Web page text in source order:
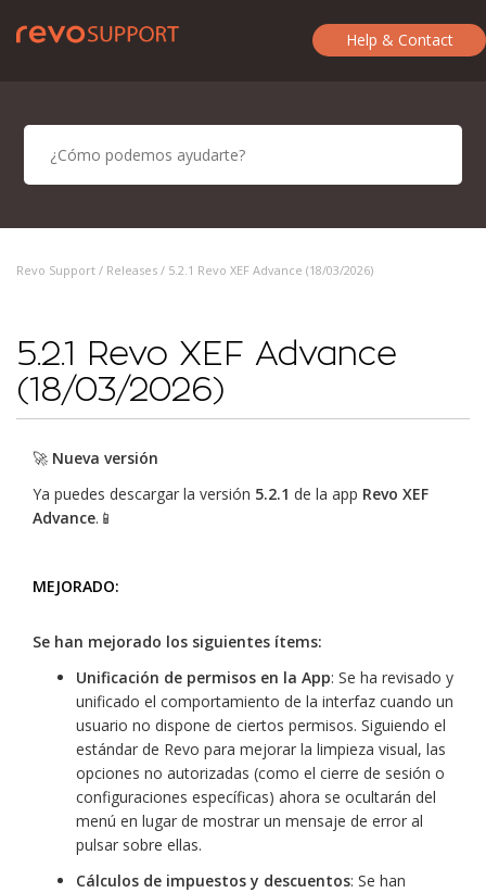
Help & Contact
Revo Support / Releases / 5.2.1 Revo XEF Advance (18/03/2026)
5.2.1 Revo XEF Advance
(18/03/2026)
🚀 Nueva versión
Ya puedes descargar la versión 5.2.1 de la app Revo XEF
Advance.📱
MEJORADO:
Se han mejorado los siguientes ítems:
Unificación de permisos en la App: Se ha revisado y
unificado el comportamiento de la interfaz cuando un
usuario no dispone de ciertos permisos. Siguiendo el
estándar de Revo para mejorar la limpieza visual, las
opciones no autorizadas (como el cierre de sesión o
configuraciones específicas) ahora se ocultarán del
menú en lugar de mostrar un mensaje de error al
pulsar sobre ellas.
Cálculos de impuestos y descuentos: Se han